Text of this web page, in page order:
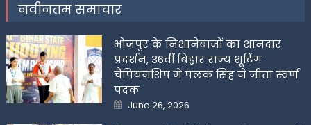
नवीनतम समाचार
भोजपुर के निशानेबाजों का शानदार
प्रदर्शन, 36वीं बिहार राज्य शूटिंग
चैंपियनशिप में पलक सिंह ने जीता स्वर्ण
पदक
Posted
on
June 26, 2026